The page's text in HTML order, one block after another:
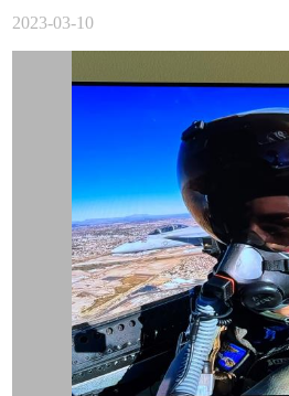
話
2023-03-10
教授的研究為跨領域專長，結合機
線，應用於設計各頻段濾波器、半
器。 實驗室的研究為應用週期結
設計聲波濾波器、電波頻率選擇表
共振吸收或增強波的能量。近年研
天線2. 電磁頻率選擇表面3. 長波長
於兆赫波與表面聲波。詳細敘述
根據壓電超晶格所引發的晶格機械
於波長的尺寸下，藉由極子在頻帶
理上，首先提出壓電超晶格具備天
一般天線，未來可廣泛應用於國防
電磁頻率選擇表面 研究電磁波穿
高功率微波頻率選擇表面，於2018
表面，可抵抗高達25 kW入射波能
生。 3.長波長光感測器 4.表面電
實驗室儀器設備: 電磁有限模擬軟
量模擬軟體(Comsol)、工作站、網